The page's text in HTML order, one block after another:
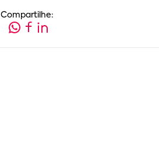
Compartilhe: